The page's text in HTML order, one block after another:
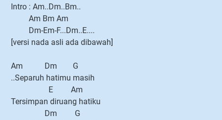
Intro : Am..Dm..Bm..
Am Bm Am
Dm-Em-F...Dm..E....
[versi nada asli ada dibawah]
Am Dm G
..Separuh hatimu masih
E Am
Tersimpan diruang hatiku
Dm G